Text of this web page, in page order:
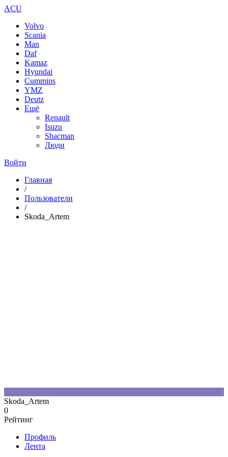
ACU
Volvo
Scania
Man
Daf
Kamaz
Hyundai
Cummins
YMZ
Deutz
Ещё
Renault
Isuzu
Shacman
Люди
Войти
Главная
/
Пользователи
/
Skoda_Artem
Skoda_Artem
0
Рейтинг
Профиль
Лента